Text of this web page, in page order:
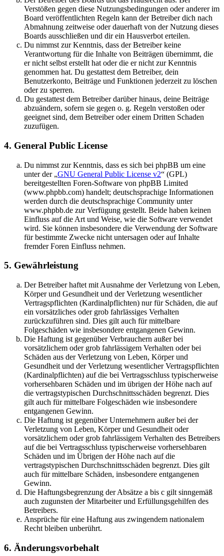
Verstößen gegen diese Nutzungsbedingungen oder anderer im
Board veröffentlichten Regeln kann der Betreiber dich nach
Abmahnung zeitweise oder dauerhaft von der Nutzung dieses
Boards ausschließen und dir ein Hausverbot erteilen.
Du nimmst zur Kenntnis, dass der Betreiber keine
Verantwortung für die Inhalte von Beiträgen übernimmt, die
er nicht selbst erstellt hat oder die er nicht zur Kenntnis
genommen hat. Du gestattest dem Betreiber, dein
Benutzerkonto, Beiträge und Funktionen jederzeit zu löschen
oder zu sperren.
Du gestattest dem Betreiber darüber hinaus, deine Beiträge
abzuändern, sofern sie gegen o. g. Regeln verstoßen oder
geeignet sind, dem Betreiber oder einem Dritten Schaden
zuzufügen.
4. General Public License
Du nimmst zur Kenntnis, dass es sich bei phpBB um eine
unter der „GNU General Public License v2“ (GPL)
bereitgestellten Foren-Software von phpBB Limited
(www.phpbb.com) handelt; deutschsprachige Informationen
werden durch die deutschsprachige Community unter
www.phpbb.de zur Verfügung gestellt. Beide haben keinen
Einfluss auf die Art und Weise, wie die Software verwendet
wird. Sie können insbesondere die Verwendung der Software
für bestimmte Zwecke nicht untersagen oder auf Inhalte
fremder Foren Einfluss nehmen.
5. Gewährleistung
Der Betreiber haftet mit Ausnahme der Verletzung von Leben,
Körper und Gesundheit und der Verletzung wesentlicher
Vertragspflichten (Kardinalpflichten) nur für Schäden, die auf
ein vorsätzliches oder grob fahrlässiges Verhalten
zurückzuführen sind. Dies gilt auch für mittelbare
Folgeschäden wie insbesondere entgangenen Gewinn.
Die Haftung ist gegenüber Verbrauchern außer bei
vorsätzlichem oder grob fahrlässigem Verhalten oder bei
Schäden aus der Verletzung von Leben, Körper und
Gesundheit und der Verletzung wesentlicher Vertragspflichten
(Kardinalpflichten) auf die bei Vertragsschluss typischerweise
vorhersehbaren Schäden und im übrigen der Höhe nach auf
die vertragstypischen Durchschnittsschäden begrenzt. Dies
gilt auch für mittelbare Folgeschäden wie insbesondere
entgangenen Gewinn.
Die Haftung ist gegenüber Unternehmern außer bei der
Verletzung von Leben, Körper und Gesundheit oder
vorsätzlichem oder grob fahrlässigem Verhalten des Betreibers
auf die bei Vertragsschluss typischerweise vorhersehbaren
Schäden und im Übrigen der Höhe nach auf die
vertragstypischen Durchschnittsschäden begrenzt. Dies gilt
auch für mittelbare Schäden, insbesondere entgangenen
Gewinn.
Die Haftungsbegrenzung der Absätze a bis c gilt sinngemäß
auch zugunsten der Mitarbeiter und Erfüllungsgehilfen des
Betreibers.
Ansprüche für eine Haftung aus zwingendem nationalem
Recht bleiben unberührt.
6. Änderungsvorbehalt